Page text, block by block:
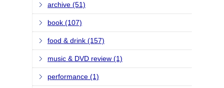
archive (51)
book (107)
food & drink (157)
music & DVD review (1)
performance (1)